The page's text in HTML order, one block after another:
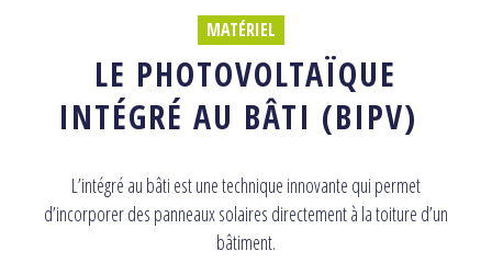
MATÉRIEL
LE PHOTOVOLTAÏQUE
INTÉGRÉ AU BÂTI (BIPV)
L’intégré au bâti est une technique innovante qui permet
d’incorporer des panneaux solaires directement à la toiture d’un
bâtiment.